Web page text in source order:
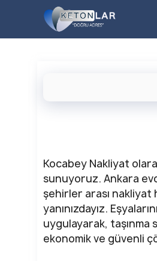
Kocabey Nakliyat
sunuyoruz. Ankara
şehirler arası nakliyat
yanınızdayız.
uygulayarak, taşınma
ekonomik ve güvenli